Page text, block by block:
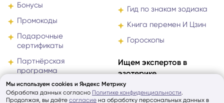
Мы используем cookies и Яндекс Метрику
Обработка данных согласно Политике конфиденциальности.
Продолжая, вы даёте согласие на обработку персональных данных в
Бонусы
Промокоды
Подарочные
сертификаты
Партнёрская
программа
Способы оплаты
Гид по знакам зодиака
Книга перемен И Цзин
Гороскопы
Ищем экспертов в
эзотерике
hello@lunaro.ru
Напишите нам о себе и своём